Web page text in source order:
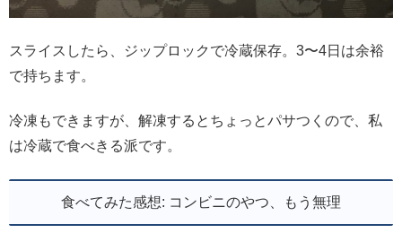
スライスしたら、ジップロックで冷蔵保存。3〜4日は余裕
で持ちます。
冷凍もできますが、解凍するとちょっとパサつくので、私
は冷蔵で食べきる派です。
食べてみた感想: コンビニのやつ、もう無理